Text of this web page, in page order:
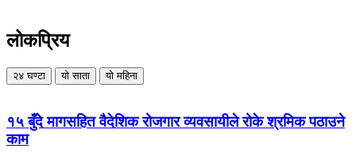
लोकप्रिय
२४ घण्टा यो साता यो महिना
१५ बुँदे मागसहित वैदेशिक रोजगार व्यवसायीले रोके श्रमिक पठाउने
काम